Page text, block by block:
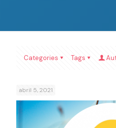
Categories Tags
abril 5, 2021